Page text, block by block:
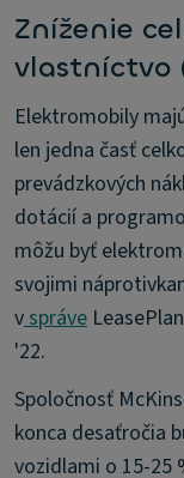
Zníženie
vlastníctvo
Elektromobily
len jedna časť
prevádzkových
dotácií a
môžu byť
svojimi
vspráve
'22.
Spoločnosť
konca desaťročia
vozidlami o 15-25